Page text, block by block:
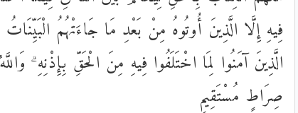
فِيهِ إِلَّا الَّذِينَ أُوتُوهُ مِنْ بَعْدِ مَا جَاءَتْهُمُ
الَّذِينَ آمَنُوا لِمَا اخْتَلَفُوا فِيهِ مِنَ الْحَقِّ بِإِذْنِهِ
صِرَاطٍ مُسْتَقِيمٍ